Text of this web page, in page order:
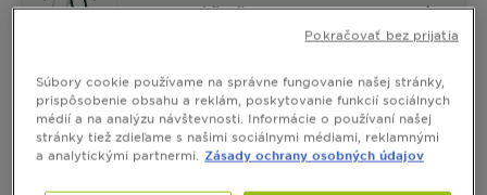
VYSKÚŠAŤ
Zobraziť Podobné Odtiene
Color Sensation permanentná
farba na vlasy - 1.0 ultra čierna
Súbory cookie používame na správne fungovanie našej stránky,
prispôsobenie obsahu a reklám, poskytovanie funkcií sociálnych
médií a na analýzu návštevnosti. Informácie o používaní našej
stránky tiež zdieľame s našimi sociálnymi médiami, reklamnými
a analytickými partnermi.
Zásady ochrany osobných údajov
Pokračovať bez prijatia